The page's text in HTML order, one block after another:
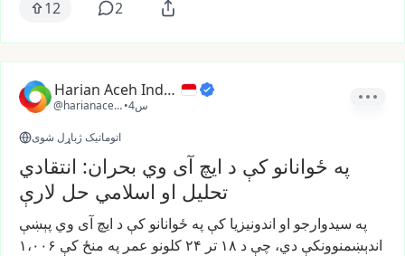
12 2
Harian Aceh Indonesia
@harianacehindonesia
• 4س
اتوماتیک ژباړل شوی
په ځوانانو کې د ایچ آی وي بحران: انتقادي
تحلیل او اسلامي حل لارې
په سیدوارجو او اندونیزیا کې په ځوانانو کې د ایچ آی وي پېښې
اندېښمنوونکې دي، چې د ۱۸ تر ۲۴کلونو عمر په منځ کې ۱،۰۰۶